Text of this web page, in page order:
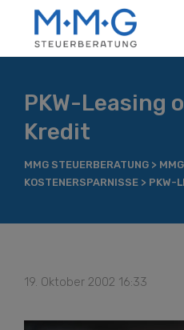
PKW-Leasing
Kredit
MMG STEUERBERATUNG >
KOSTENERSPARNISSE > PKW-
19. Oktober 2002 16:33